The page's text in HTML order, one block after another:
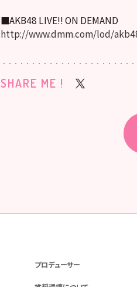
■AKB48 LIVE!! ON DEMAND
http://www.dmm.com/lod/
SHARE ME !
プロデューサー